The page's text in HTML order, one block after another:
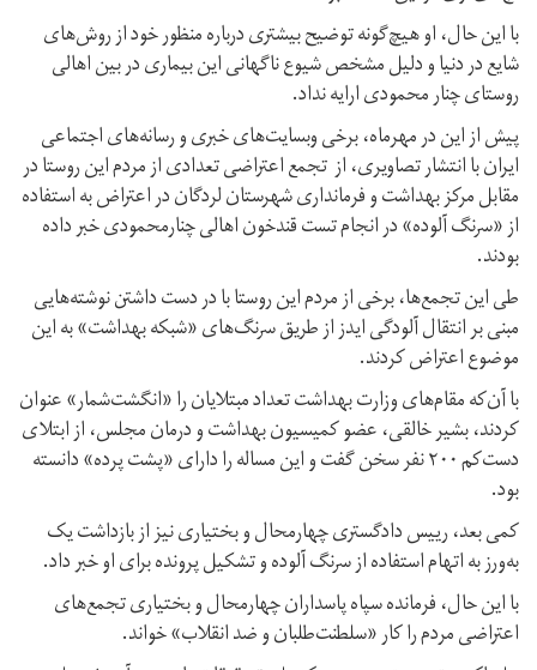
با این حال،‌ او هیچ‌گونه توضیح بیشتری درباره منظور خود از روش‌های
شایع در دنیا و دلیل مشخص شیوع ناگهانی این بیماری در بین اهالی
روستای چنار محمودی ارایه نداد.
پیش از این در مهرماه، برخی وبسایت‌های خبری و رسانه‌های اجتماعی
ایران با انتشار تصاویری، از تجمع اعتراضی تعدادی از مردم این روستا در
مقابل مرکز بهداشت و فرمانداری شهرستان لردگان در اعتراض به استفاده
از «سرنگ آلوده» در انجام تست قندخون اهالی چنارمحمودی خبر داده
بودند.
طی این تجمع‌ها، برخی از مردم این روستا با در دست داشتن نوشته‌هایی
مبنی بر انتقال آلودگی ایدز از طریق سرنگ‌های «شبکه بهداشت» به این
موضوع اعتراض کردند.
با آن‌که مقام‌های وزارت بهداشت تعداد مبتلایان را «انگشت‌شمار» عنوان
کردند، بشیر خالقی، عضو کمیسیون بهداشت و درمان مجلس، از ابتلای
دست‌کم ۲۰۰ نفر سخن گفت و این مساله را دارای «پشت پرده» دانسته
بود.
کمی بعد، رییس دادگستری چهارمحال و بختیاری نیز از بازداشت یک
به‌ورز به اتهام استفاده از سرنگ آلوده و تشکیل پرونده برای او خبر داد.
با این حال، فرمانده سپاه پاسداران چهارمحال و بختیاری تجمع‌های
اعتراضی مردم را کار «سلطنت‌طلبان و ضد انقلاب» خواند.